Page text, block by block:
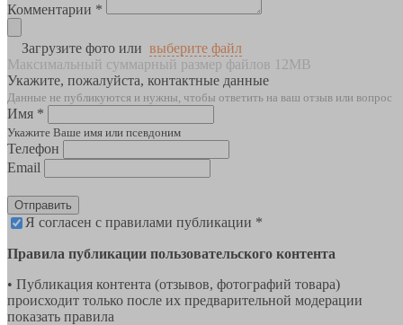
Комментарии *
Загрузите фото или выберите файл
Максимальный суммарный размер файлов 12MB
Укажите, пожалуйста, контактные данные
Данные не публикуются и нужны, чтобы ответить на ваш отзыв или вопрос
Имя *
Укажите Ваше имя или псевдоним
Телефон
Email
Отправить
Я согласен с правилами публикации *
Правила публикации пользовательского контента
• Публикация контента (отзывов, фотографий товара)
происходит только после их предварительной модерации
показать правила